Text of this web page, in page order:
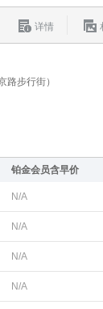
详情
步行街）
铂金会员含早价
N/A
N/A
N/A
N/A